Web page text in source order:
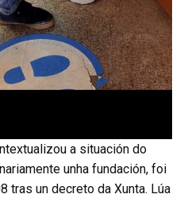
a situación do
unha fundación, foi
tras un decreto da Xunta. Lúa